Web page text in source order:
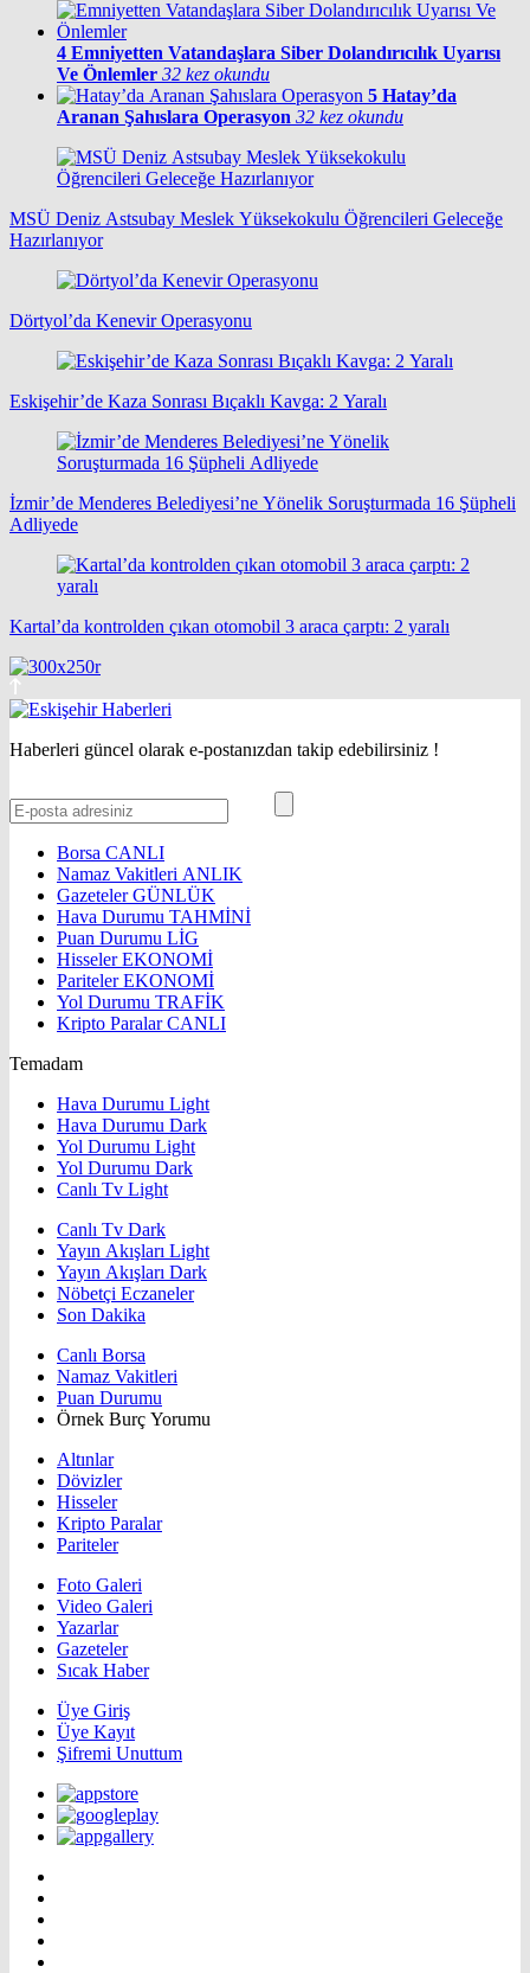
4 Emniyetten Vatandaşlara Siber Dolandırıcılık Uyarısı
Ve Önlemler 32 kez okundu
5 Hatay’da
Aranan Şahıslara Operasyon 32 kez okundu
MSÜ Deniz Astsubay Meslek Yüksekokulu Öğrencileri Geleceğe
Hazırlanıyor
Dörtyol’da Kenevir Operasyonu
Eskişehir’de Kaza Sonrası Bıçaklı Kavga: 2 Yaralı
İzmir’de Menderes Belediyesi’ne Yönelik Soruşturmada 16 Şüpheli
Adliyede
Kartal’da kontrolden çıkan otomobil 3 araca çarptı: 2 yaralı
Haberleri güncel olarak e-postanızdan takip edebilirsiniz !
Borsa CANLI
Namaz Vakitleri ANLIK
GazetelerGÜNLÜK
Hava Durumu TAHMİNİ
Puan Durumu LİG
HisselerEKONOMİ
ParitelerEKONOMİ
Yol Durumu TRAFİK
Kripto ParalarCANLI
Temadam
Hava Durumu Light
Hava Durumu Dark
Yol Durumu Light
Yol Durumu Dark
Canlı Tv Light
Canlı Tv Dark
Yayın Akışları Light
Yayın Akışları Dark
Nöbetçi Eczaneler
Son Dakika
Canlı Borsa
Namaz Vakitleri
Puan Durumu
Örnek Burç Yorumu
Altınlar
Dövizler
Hisseler
Kripto Paralar
Pariteler
Foto Galeri
Video Galeri
Yazarlar
Gazeteler
Sıcak Haber
Üye Giriş
Üye Kayıt
Şifremi Unuttum